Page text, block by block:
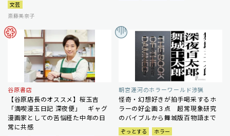
文芸
斎藤美奈子
谷原書店
【谷原店長のオススメ】桜玉吉
「満喫漫玉日記 深夜便」 ギャグ
漫画家としての苦悩経た中年の日
常に共感
朝宮運河のホラーワールド渉猟
怪奇・幻想好きが拍手喝采するホ
ラーの好企画３点 超常現象研究
のバイブルから舞城版百物語まで
ぞっとする
ホラー